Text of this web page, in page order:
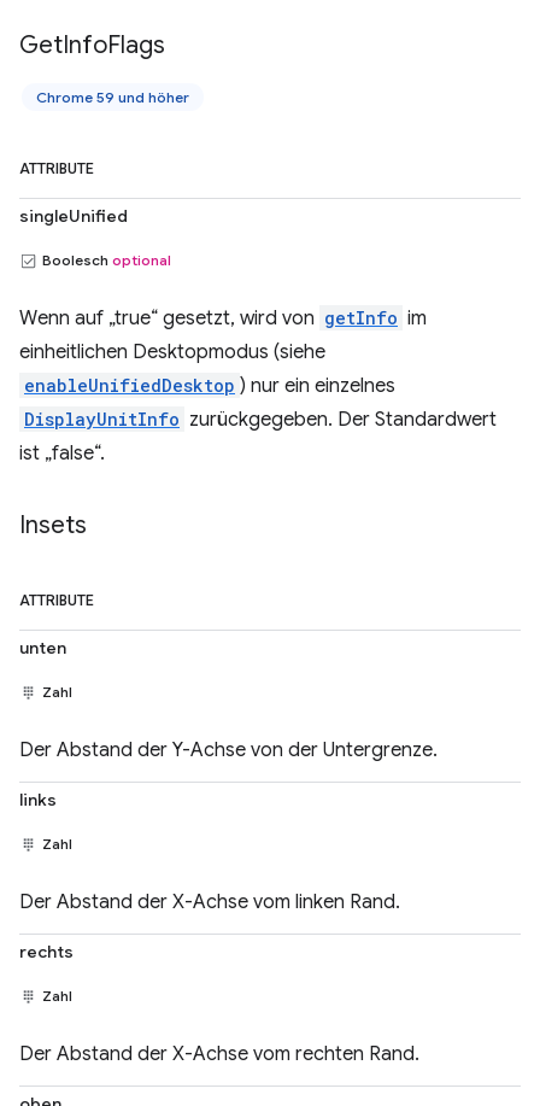
GetInfoFlags
Chrome 59 und höher
ATTRIBUTE
singleUnified
Boolesch optional
Wenn auf „true“ gesetzt, wird von getInfo im
einheitlichen Desktopmodus (siehe
enableUnifiedDesktop ) nur ein einzelnes
DisplayUnitInfo zurückgegeben. Der Standardwert
ist „false“.
Insets
ATTRIBUTE
unten
Zahl
Der Abstand der Y-Achse von der Untergrenze.
links
Zahl
Der Abstand der X-Achse vom linken Rand.
rechts
Zahl
Der Abstand der X-Achse vom rechten Rand.